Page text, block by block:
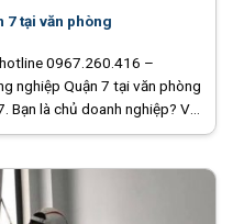
7 tại văn phòng
0967.260.416 –
nghiệp Quận 7 tại văn phòng
Bạn là chủ doanh nghiệp? Vệ